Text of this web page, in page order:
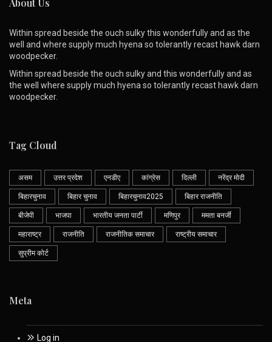
About Us
Within spread beside the ouch sulky this wonderfully and as the
well and where supply much hyena so tolerantly recast hawk darn
woodpecker.
Within spread beside the ouch sulky and this wonderfully and as
the well where supply much hyena so tolerantly recast hawk darn
woodpecker.
Tag Cloud
असम उत्तर प्रदेश एनडीए कांग्रेस दिल्ली नरेंद्र मोदी
बिहारचुनाव बिहार चुनाव बिहारचुनाव2025 बिहार राजनीति
बीजेपी भाजपा भारतीय जनता पार्टी मणिपुर ममता बनर्जी
महाराष्ट्र राजनीति राजनीतिक समाचार राष्ट्रीय समाचार
सुप्रीम कोर्ट
Meta
Log in